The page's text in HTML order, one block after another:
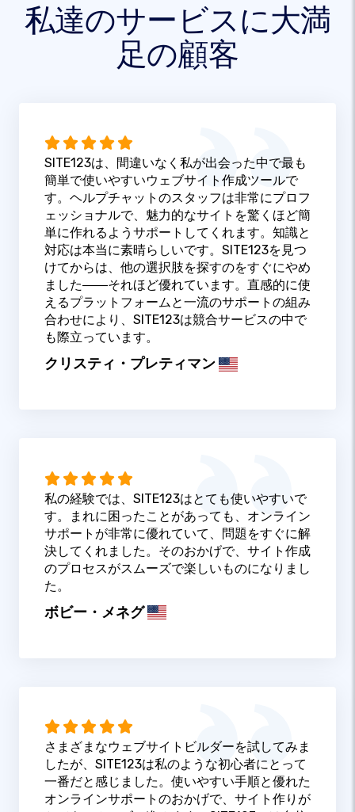
私達のサービスに大満
足の顧客
SITE123は、間違いなく私が出会った中で最も
簡単で使いやすいウェブサイト作成ツールで
す。ヘルプチャットのスタッフは非常にプロフ
ェッショナルで、魅力的なサイトを驚くほど簡
単に作れるようサポートしてくれます。知識と
対応は本当に素晴らしいです。SITE123を見つ
けてからは、他の選択肢を探すのをすぐにやめ
ました――それほど優れています。直感的に使
えるプラットフォームと一流のサポートの組み
合わせにより、SITE123は競合サービスの中で
も際立っています。
クリスティ・プレティマン
私の経験では、SITE123はとても使いやすいで
す。まれに困ったことがあっても、オンライン
サポートが非常に優れていて、問題をすぐに解
決してくれました。そのおかげで、サイト作成
のプロセスがスムーズで楽しいものになりまし
た。
ボビー・メネグ
さまざまなウェブサイトビルダーを試してみま
したが、SITE123は私のような初心者にとって
一番だと感じました。使いやすい手順と優れた
オンラインサポートのおかげで、サイト作りが